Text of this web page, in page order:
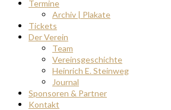
Termine
Archiv | Plakate
Tickets
Der Verein
Team
Vereinsgeschichte
Heinrich E. Steinweg
Journal
Sponsoren & Partner
Kontakt